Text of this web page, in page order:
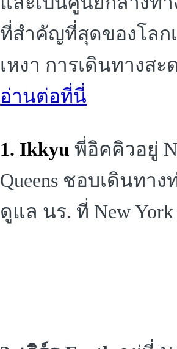
ที่สำคัญที่สุดของโลก
เหงา การเดินทางส
อ่านต่อที่นี่
1. Ikkyu พี่อิคคิวอยู่
Queens ชอบเดินทา
ดูแล นร. ที่ New